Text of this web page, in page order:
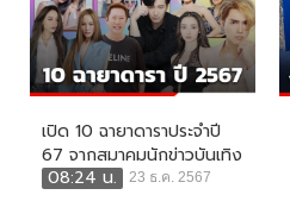
เปิด 10 ฉายาดาราประจำปี
67 จากสมาคมนักข่าวบันเทิง
08:24 น.
23 ธ.ค. 2567